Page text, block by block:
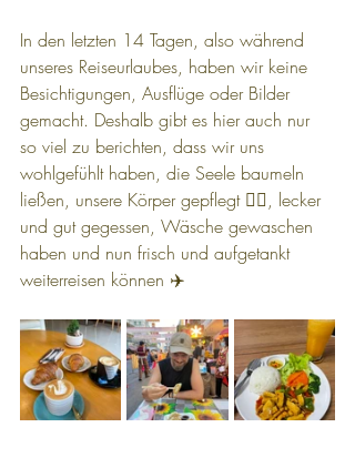
In den letzten 14 Tagen, also während
unseres Reiseurlaubes, haben wir keine
Besichtigungen, Ausflüge oder Bilder
gemacht. Deshalb gibt es hier auch nur
so viel zu berichten, dass wir uns
wohlgefühlt haben, die Seele baumeln
ließen, unsere Körper gepflegt 💆‍♀️, lecker
und gut gegessen, Wäsche gewaschen
haben und nun frisch und aufgetankt
weiterreisen können ✈️